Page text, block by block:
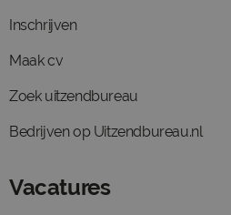
Inschrijven
Maak cv
Zoek uitzendbureau
Bedrijven op Uitzendbureau.nl
Vacatures